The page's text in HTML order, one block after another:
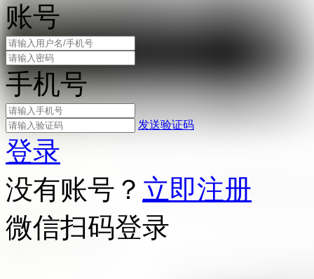
账号
手机号
发送验证码
登录
没有账号？ 立即注册
微信扫码登录